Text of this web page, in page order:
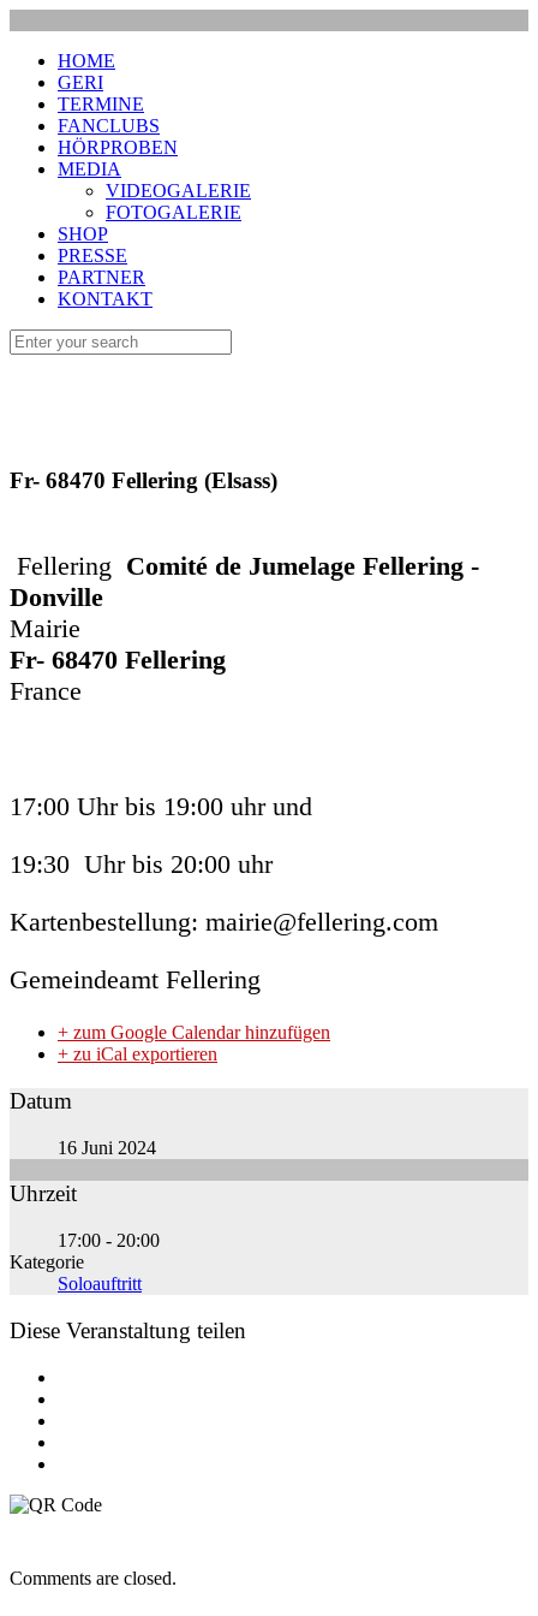
HOME
GERI
TERMINE
FANCLUBS
HÖRPROBEN
MEDIA
VIDEOGALERIE
FOTOGALERIE
SHOP
PRESSE
PARTNER
KONTAKT
Fr- 68470 Fellering (Elsass)
Fellering Comité de Jumelage Fellering -
Donville
Mairie
Fr- 68470 Fellering
France
17:00 Uhr bis 19:00 uhr und
19:30 Uhr bis 20:00 uhr
Kartenbestellung: mairie@fellering.com
Gemeindeamt Fellering
+ zum Google Calendar hinzufügen
+ zu iCal exportieren
Datum
16 Juni 2024
Uhrzeit
17:00 - 20:00
Kategorie
Soloauftritt
Diese Veranstaltung teilen
Comments are closed.